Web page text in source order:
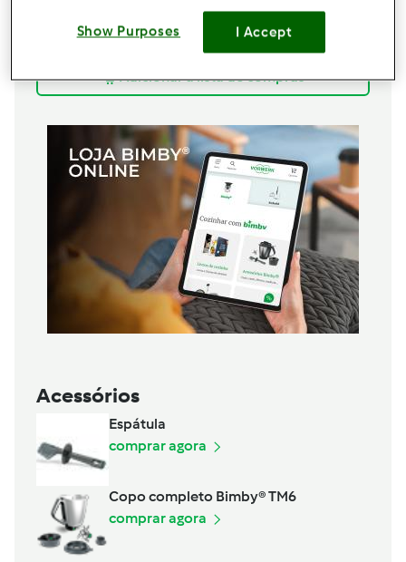
gaçúcar
cubos de gelo
Adicionar à lista de compras
Acessórios
Espátula
comprar agora
Copo completo Bimby® TM6
comprar agora
Show Purposes I Accept